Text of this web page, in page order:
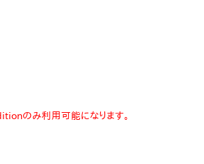
のみ利用可能になります。